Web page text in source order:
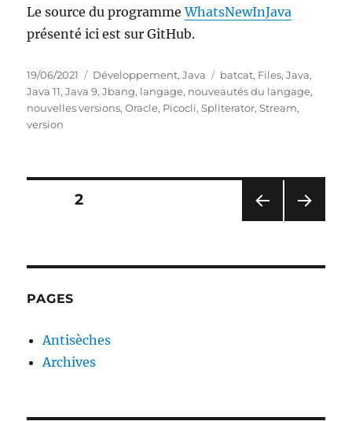
Le source du programmeWhatsNewInJava
présenté ici est sur GitHub.
Publié
le
19/06/2021 Catégories
Développement,Java Étiquettes
batcat, Files,Java,
Java 11,Java 9,Jbang, langage, nouveautés du langage,
nouvelles versions,Oracle, Picocli,Spliterator,Stream,
version
Pagination
publications
CÉD
PAGE2
ANT
PAGES
Antisèches
Archives